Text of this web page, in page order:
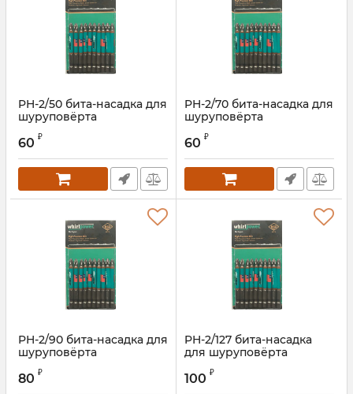
PH-2/50 бита-насадка для
шуруповёрта
Артикул:
60 ₽
PH-2/70 бита-насадка для
шуруповёрта
Артикул:
60 ₽
PH-2/90 бита-насадка для
шуруповёрта
Артикул:
80 ₽
PH-2/127 бита-насадка
для шуруповёрта
Артикул:
100 ₽